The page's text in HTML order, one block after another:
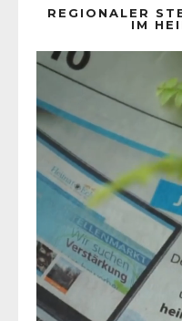
REGIONALER
IM